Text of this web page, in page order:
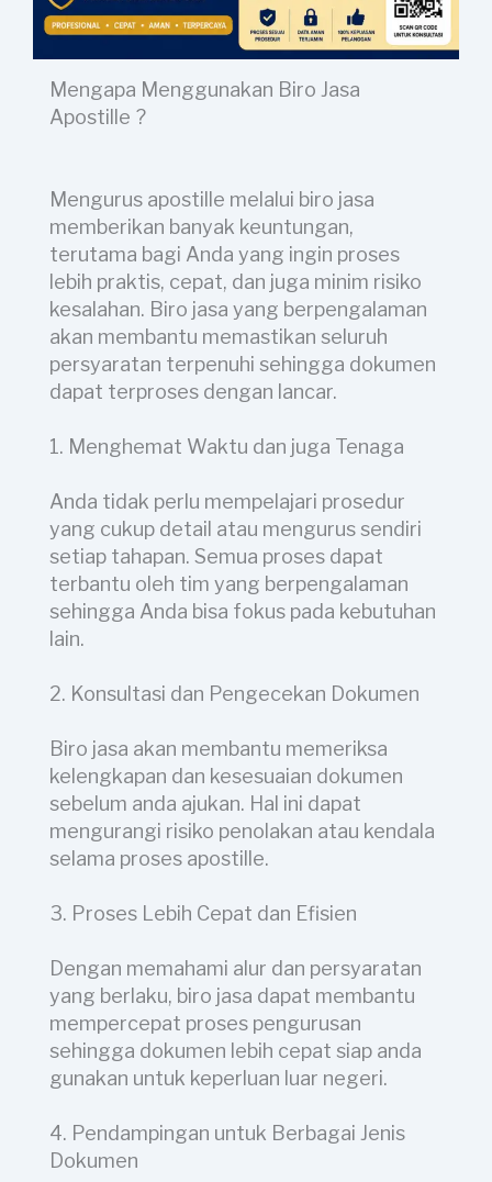
Mengapa Menggunakan Biro Jasa
Apostille ?
Mengurus apostille melalui biro jasa
memberikan banyak keuntungan,
terutama bagi Anda yang ingin proses
lebih praktis, cepat, dan juga minim risiko
kesalahan. Biro jasa yang berpengalaman
akan membantu memastikan seluruh
persyaratan terpenuhi sehingga dokumen
dapat terproses dengan lancar.
1. Menghemat Waktu dan juga Tenaga
Anda tidak perlu mempelajari prosedur
yang cukup detail atau mengurus sendiri
setiap tahapan. Semua proses dapat
terbantu oleh tim yang berpengalaman
sehingga Anda bisa fokus pada kebutuhan
lain.
2. Konsultasi dan Pengecekan Dokumen
Biro jasa akan membantu memeriksa
kelengkapan dan kesesuaian dokumen
sebelum anda ajukan. Hal ini dapat
mengurangi risiko penolakan atau kendala
selama proses apostille.
3. Proses Lebih Cepat dan Efisien
Dengan memahami alur dan persyaratan
yang berlaku, biro jasa dapat membantu
mempercepat proses pengurusan
sehingga dokumen lebih cepat siap anda
gunakan untuk keperluan luar negeri.
4. Pendampingan untuk Berbagai Jenis
Dokumen